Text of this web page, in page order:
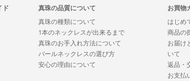
ド
真珠の品質について
真珠の種類について
1本のネックレスが出来るまで
真珠のお手入れ方法について
パールネックレスの選び方
安心の理由について
お買物
はじめ
商品の
お届け
いて
返品・
お支払